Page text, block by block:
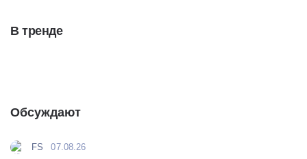
В тренде
Обсуждают
FS 07.08.26